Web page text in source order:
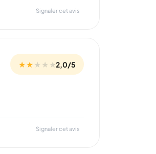
Signaler cet avis
★ ★★ ★ ★2,0/5
Signaler cet avis